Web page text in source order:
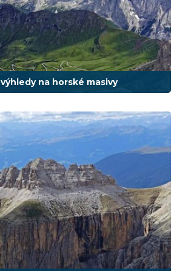
na horské masivy